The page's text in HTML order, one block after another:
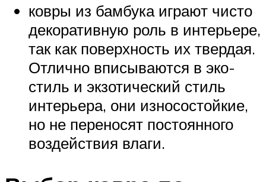
ковры из бамбука играют чисто
декоративную роль в интерьере,
так как поверхность их твердая.
Отлично вписываются в эко-
стиль и экзотический стиль
интерьера, они износостойкие,
но не переносят постоянного
воздействия влаги.